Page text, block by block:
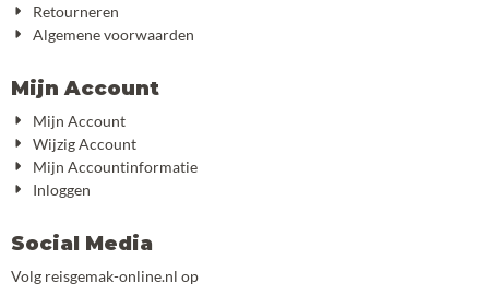
Retourneren
Algemene voorwaarden
Mijn Account
Mijn Account
Wijzig Account
Mijn Accountinformatie
Inloggen
Social Media
Volg reisgemak-online.nl op